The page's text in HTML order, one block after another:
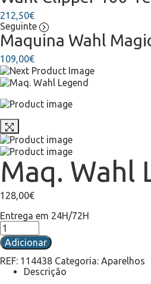
212,50€
Seguinte
Maquina Wahl
109,00€
Maq. Wahl
128,00€
Entrega em 24H/72H
Adicionar
REF: 114438 Categoria: Aparelhos
Descrição